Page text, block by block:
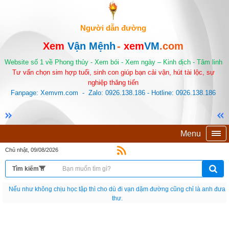
Người dẫn đường
Xem Vận Mệnh- xemVM.com
Website số 1 về Phong thủy - Xem bói - Xem ngày – Kinh dịch - Tâm linh
Tư vấn chọn sim hợp tuổi, sinh con giúp bạn cải vận, hút tài lộc, sự
nghiệp thăng tiến
Fanpage: Xemvm.com - Zalo: 0926.138.186 - Hotline: 0926.138.186
Menu
Chủ nhật, 09/08/2026
Nếu như không chịu học tập thì cho dù đi vạn dặm đường cũng chỉ là anh đưa
thư.